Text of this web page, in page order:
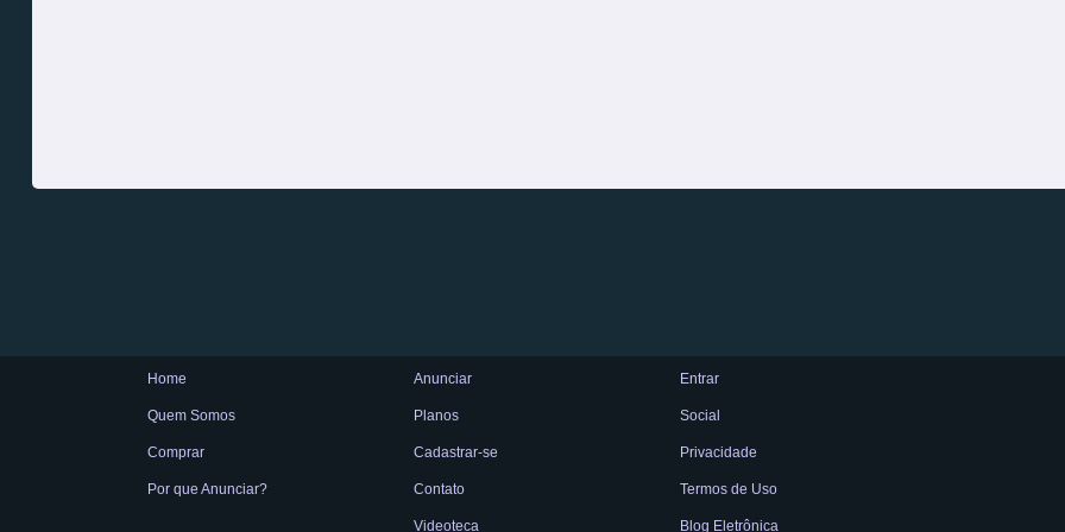
Home
Quem Somos
Comprar
Por que Anunciar?
Anunciar
Planos
Cadastrar-se
Contato
Videoteca
Entrar
Social
Privacidade
Termos de Uso
Blog Eletrônica